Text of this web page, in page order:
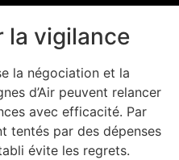
la vigilance
la négociation et la
d’Air peuvent relancer
avec efficacité. Par
tentés par des dépenses
évite les regrets.